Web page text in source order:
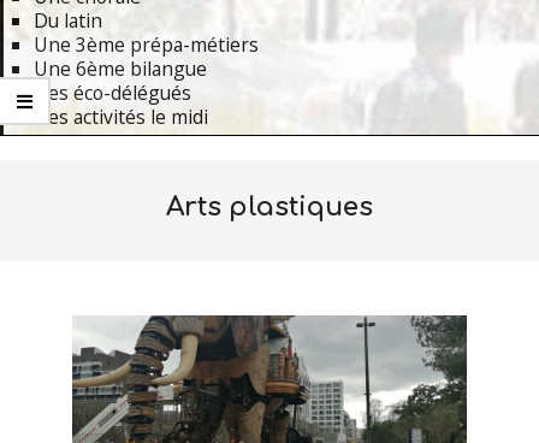
Du latin
Une 3ème prépa-métiers
Une 6ème bilangue
Des éco-délégués
Des activités le midi
Arts plastiques